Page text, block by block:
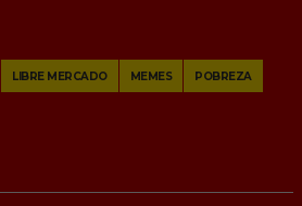
LIBRE MERCADO MEMES POBREZA